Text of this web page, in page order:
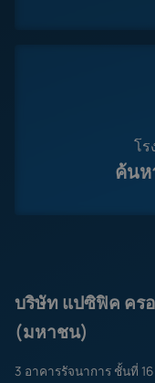
โ
ค้นห
บริษัท แปซิฟิค คร
(มหาชน)
3 อาคารรัจนาการ ชั้นที่